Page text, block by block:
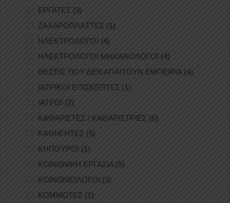
ΕΡΓΑΤΕΣ (3)
ΖΑΧΑΡΟΠΛΑΣΤΕΣ (1)
ΗΛΕΚΤΡΟΛΟΓΟΙ (4)
ΗΛΕΚΤΡΟΛΟΓΟΙ ΜΗΧΑΝΟΛΟΓΟΙ (4)
ΘΕΣΕΙΣ ΠΟΥ ΔΕΝ ΑΠΑΙΤΟΥΝ ΕΜΠΕΙΡΙΑ (4)
ΙΑΤΡΙΚΟΙ ΕΠΙΣΚΕΠΤΕΣ (1)
ΙΑΤΡΟΙ (2)
ΚΑΘΑΡΙΣΤΕΣ / ΚΑΘΑΡΙΣΤΡΙΕΣ (6)
ΚΑΘΗΓΗΤΕΣ (5)
ΚΗΠΟΥΡΟΙ (1)
ΚΟΙΝΩΝΙΚΗ ΕΡΓΑΣΙΑ(5)
ΚΟΙΝΩΝΙΟΛΟΓΟΙ (3)
ΚΟΜΜΩΤΕΣ (1)